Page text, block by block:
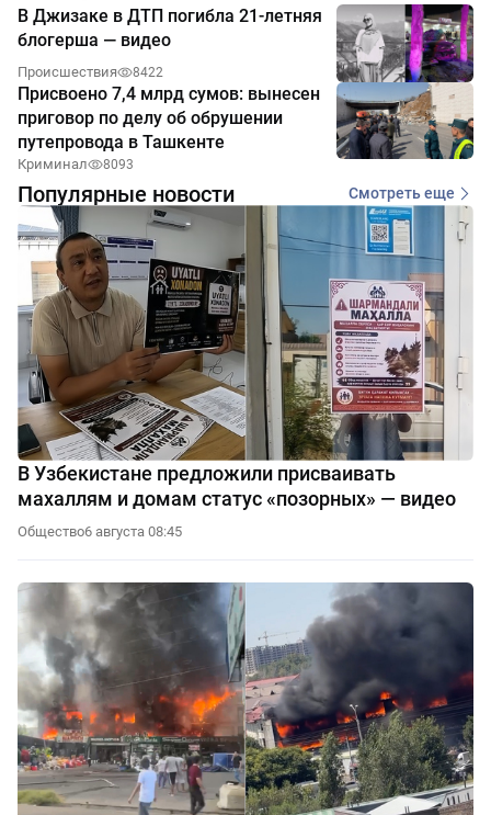
В Джизаке в ДТП погибла 21-летняя
блогерша — видео
Происшествия 8422
Присвоено 7,4 млрд сумов: вынесен
приговор по делу об обрушении
путепровода в Ташкенте
Криминал 8093
Популярные новости Смотреть еще
В Узбекистане предложили присваивать
махаллям и домам статус «позорных» — видео
Общество6 августа 08:45